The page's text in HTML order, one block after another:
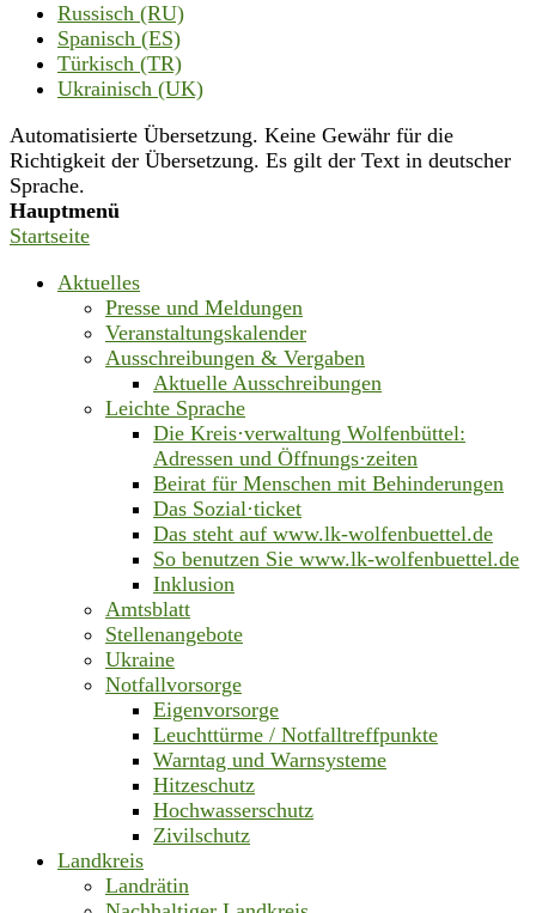
Russisch (RU)
Spanisch (ES)
Türkisch (TR)
Ukrainisch (UK)
Automatisierte Übersetzung. Keine Gewähr für die
Richtigkeit der Übersetzung. Es gilt der Text in deutscher
Sprache.
Hauptmenü
Startseite
Aktuelles
Presse und Meldungen
Veranstaltungskalender
Ausschreibungen & Vergaben
Aktuelle Ausschreibungen
Leichte Sprache
Die Kreis·verwaltung Wolfenbüttel:
Adressen und Öffnungs·zeiten
Beirat für Menschen mit Behinderungen
Das Sozial·ticket
Das steht auf www.lk-wolfenbuettel.de
So benutzen Sie www.lk-wolfenbuettel.de
Inklusion
Amtsblatt
Stellenangebote
Ukraine
Notfallvorsorge
Eigenvorsorge
Leuchttürme / Notfalltreffpunkte
Warntag und Warnsysteme
Hitzeschutz
Hochwasserschutz
Zivilschutz
Landkreis
Landrätin